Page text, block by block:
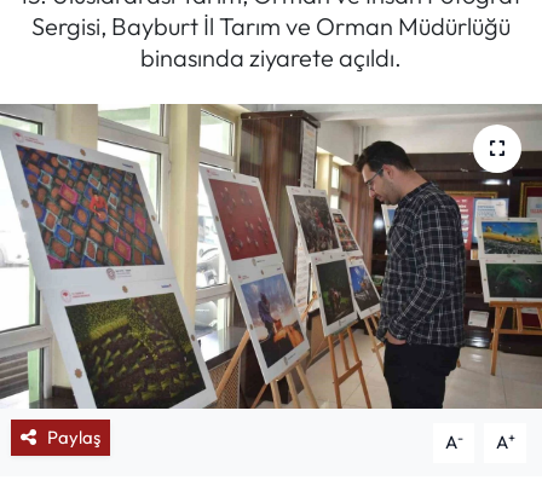
Sergisi, Bayburt İl Tarım ve Orman Müdürlüğü
binasında ziyarete açıldı.
Paylaş A- A+
Politik Kulis
Magazin
Mektup Galeri
Röportaj
Manşet
Köşe Yazıları
Karikatür Galeri
Son Dakika Haberleri